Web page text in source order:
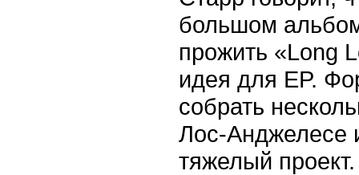
большом
прожить «Long
идея для EP.
собрать
Лос-Анджелесе
тяжелый проект.